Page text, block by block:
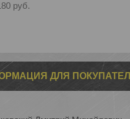
руб.
ДЛЯ